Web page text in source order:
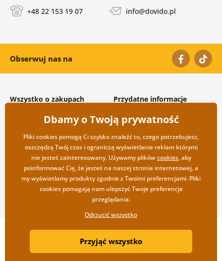
+48 22 153 19 07 info@dovido.pl
Obserwuj nas na
Wszystko o zakupach
Warunki handlowe i
reklamacyjne
Prywatność
Opcje wysyłki i płatności
Zwrot towarów
Przydatne informacje
Często zadawane pytania
Kontakt
Współpraca hurtowa
Copyright ©2019 © Dovido.pl.
| Sklep internetowy został stworzony przez
Dbamy o Twoją prywatność
Pliki cookies pomogą Ci szybko znaleźć to, czego potrzebujesz,
oszczędzą Twój czas i ograniczą wyświetlanie reklam którymi
nie jesteś zainteresowany. Używamy plikówcookies, aby
poinformować Cię, że jesteś na naszej stronie internetowej, a
my wyświetlamy produkty zgodnie z Twoimi preferencjami. Pliki
cookies pomagają nam ulepszyć Twoje preferencje
przeglądania.
Odrzucić wszystko
Przyjąć wszystko